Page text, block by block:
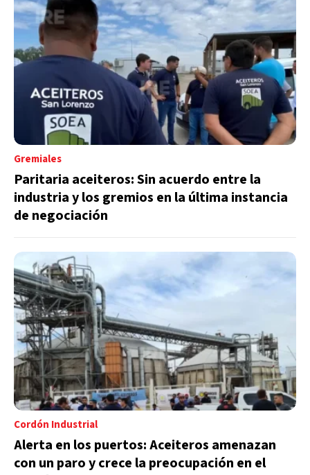
Gremiales
Paritaria aceiteros: Sin acuerdo entre la
industria y los gremios en la última instancia
de negociación
Cordón Industrial
Alerta en los puertos: Aceiteros amenazan
con un paro y crece la preocupación en el